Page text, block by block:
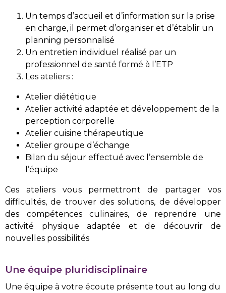
Un temps d’accueil et d’information sur la prise
en charge, il permet d’organiser et d’établir un
planning personnalisé
Un entretien individuel réalisé par un
professionnel de santé formé à l’ETP
Les ateliers :
Atelier diététique
Atelier activité adaptée et développement de la
perception corporelle
Atelier cuisine thérapeutique
Atelier groupe d’échange
Bilan du séjour effectué avec l’ensemble de
l’équipe
Ces ateliers vous permettront de partager vos
difficultés, de trouver des solutions, de développer
des compétences culinaires, de reprendre une
activité physique adaptée et de découvrir de
nouvelles possibilités
Une équipe pluridisciplinaire
Une équipe à votre écoute présente tout au long du